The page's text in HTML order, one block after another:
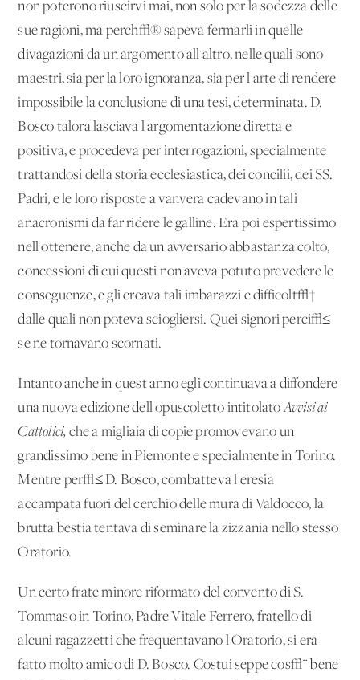
non poterono riuscirvi mai, non solo per la sodezza delle
sue ragioni, ma perch√® sapeva fermarli in quelle
divagazioni da un argomento all'altro, nelle quali sono
maestri, sia per la loro ignoranza, sia per l'arte di rendere
impossibile la conclusione di una tesi, determinata. D.
Bosco talora lasciava l'argomentazione diretta e
positiva, e procedeva per interrogazioni, specialmente
trattandosi della storia ecclesiastica, dei concilii, dei SS.
Padri, e le loro risposte a vanvera cadevano in tali
anacronismi da far ridere le galline. Era poi espertissimo
nell'ottenere, anche da un avversario abbastanza colto,
concessioni di cui questi non aveva potuto prevedere le
conseguenze, e gli creava tali imbarazzi e difficolt√†
dalle quali non poteva sciogliersi. Quei signori perci√≤
se ne tornavano scornati.
Intanto anche in quest'anno egli continuava a diffondere
una nuova edizione dell'opuscoletto intitolatoAvvisi ai
Cattolici, che a migliaia di copie promovevano un
grandissimo bene in Piemonte e specialmente in Torino.
Mentre per√≤ D. Bosco, combatteva l'eresia
accampata fuori del cerchio delle mura di Valdocco, la
brutta bestia tentava di seminare la zizzania nello stesso
Oratorio.
Un certo frate minore riformato del convento di S.
Tommaso in Torino, Padre Vitale Ferrero, fratello di
alcuni ragazzetti che frequentavano l'Oratorio, si era
fatto molto amico di D. Bosco. Costui seppe cos√¨ bene